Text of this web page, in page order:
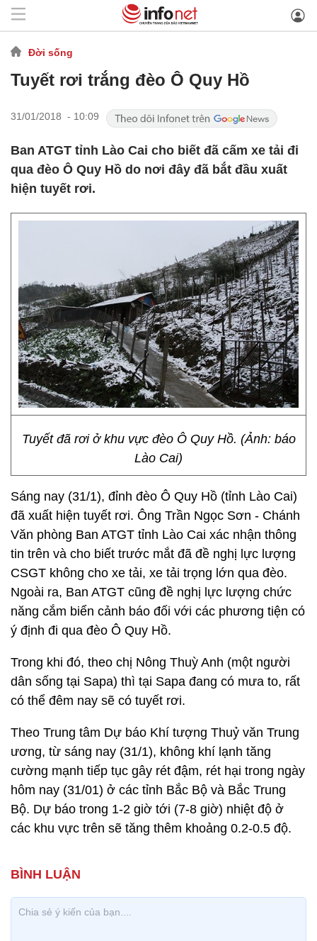
Đời sống
Tuyết rơi trắng đèo Ô Quy Hồ
31/01/2018 - 10:09
Ban ATGT tỉnh Lào Cai cho biết đã cấm xe tải đi
qua đèo Ô Quy Hồ do nơi đây đã bắt đầu xuất
hiện tuyết rơi.
Tuyết đã rơi ở khu vực đèo Ô Quy Hồ. (Ảnh: báo
Lào Cai)
Sáng nay (31/1), đỉnh đèo Ô Quy Hồ (tỉnh Lào Cai)
đã xuất hiện tuyết rơi. Ông Trần Ngọc Sơn - Chánh
Văn phòng Ban ATGT tỉnh Lào Cai xác nhận thông
tin trên và cho biết trước mắt đã đề nghị lực lượng
CSGT không cho xe tải, xe tải trọng lớn qua đèo.
Ngoài ra, Ban ATGT cũng đề nghị lực lượng chức
năng cắm biển cảnh báo đối với các phương tiện có
ý định đi qua đèo Ô Quy Hồ.
Trong khi đó, theo chị Nông Thuỳ Anh (một người
dân sống tại Sapa) thì tại Sapa đang có mưa to, rất
có thể đêm nay sẽ có tuyết rơi.
Theo Trung tâm Dự báo Khí tượng Thuỷ văn Trung
ương, từ sáng nay (31/1), không khí lạnh tăng
cường mạnh tiếp tục gây rét đậm, rét hại trong ngày
hôm nay (31/01) ở các tỉnh Bắc Bộ và Bắc Trung
Bộ. Dự báo trong 1-2 giờ tới (7-8 giờ) nhiệt độ ở
các khu vực trên sẽ tăng thêm khoảng 0.2-0.5 độ.